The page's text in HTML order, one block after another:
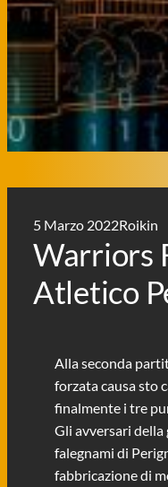
5 Marzo 2022Roikin
Warriors
Atletico
Alla seconda
forzata causa sto
finalmente i tre
Gli avversari della
falegnami di
fabbricazione di